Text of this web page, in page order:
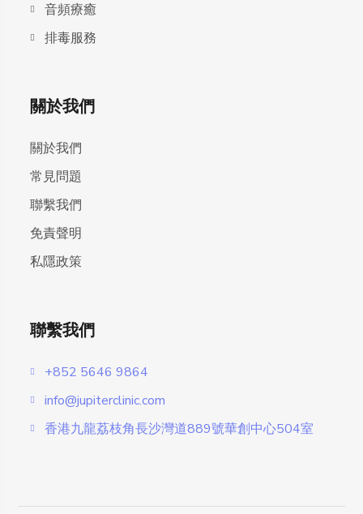
⾳頻療癒
排毒服務
關於我們
關於我們
常見問題
聯繫我們
免責聲明
私隱政策
聯繫我們
+852 5646 9864
info@jupiterclinic.com
香港九龍荔枝角長沙灣道889號華創中心504室